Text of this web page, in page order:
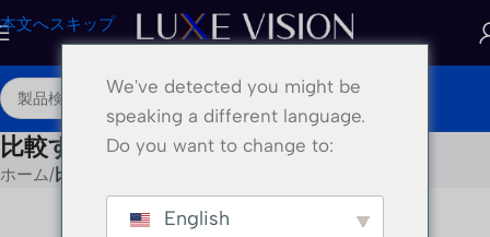
本文へスキップ
比較する
ホーム/比較する
We've detected you might be
speaking a different language.
Do you want to change to:
English